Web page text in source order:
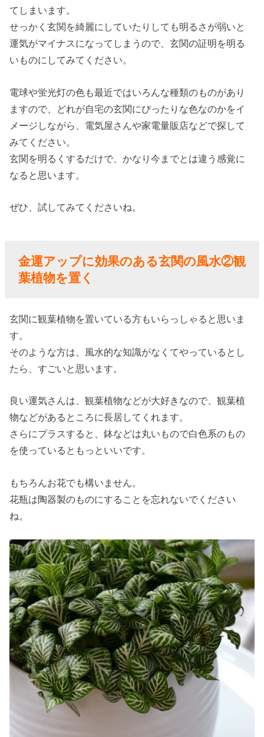
てしまいます。
せっかく玄関を綺麗にしていたりしても明るさが弱いと
運気がマイナスになってしまうので、玄関の証明を明る
いものにしてみてください。
電球や蛍光灯の色も最近ではいろんな種類のものがあり
ますので、どれが自宅の玄関にぴったりな色なのかをイ
メージしながら、電気屋さんや家電量販店などで探して
みてください。
玄関を明るくするだけで、かなり今までとは違う感覚に
なると思います。
ぜひ、試してみてくださいね。
金運アップに効果のある玄関の風水②観
葉植物を置く
玄関に観葉植物を置いている方もいらっしゃると思いま
す。
そのような方は、風水的な知識がなくてやっているとし
たら、すごいと思います。
良い運気さんは、観葉植物などが大好きなので、観葉植
物などがあるところに長居してくれます。
さらにプラスすると、鉢などは丸いもので白色系のもの
を使っているともっといいです。
もちろんお花でも構いません。
花瓶は陶器製のものにすることを忘れないでください
ね。